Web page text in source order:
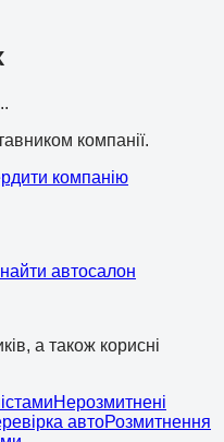
.
компанії.
компанію
автосалон
а також корисні
Нерозмитнені
автоРозмитнення